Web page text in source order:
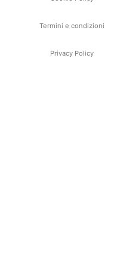
Termini e condizioni
Privacy Policy